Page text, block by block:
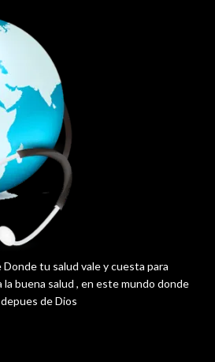
tu salud vale y cuesta para
la buena salud , en este mundo donde
de Dios